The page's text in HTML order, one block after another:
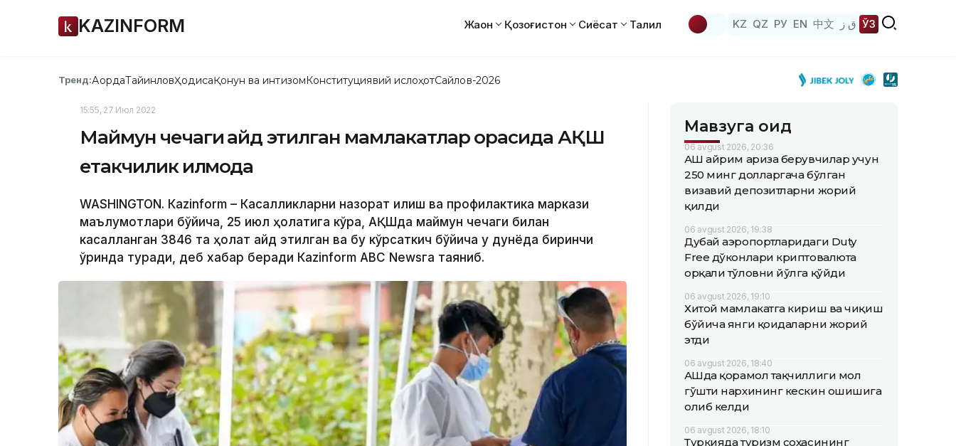
KAZINFORM Жаҳон Қозоғистон Сиёсат Таҳлил KZ QZ РУ EN 中文 ق ز ЎЗ
Тренд:АқордаТайинловҲодисаҚонун ва интизомКонституциявий ислоҳотСайлов-2026
15:55, 27 Июл 2022
Маймун чечаги қайд этилган мамлакатлар орасида АҚШ
етакчилик қилмоқда
WASHINGTON. Кazinform – Касалликларни назорат қилиш ва профилактика маркази
маълумотлари бўйича, 25 июл ҳолатига кўра, АҚШда маймун чечаги билан
касалланган 3846 та ҳолат қайд этилган ва бу кўрсаткич бўйича у дунёда биринчи
ўринда туради, деб хабар беради Кazinform АBC Newsга таяниб.
Мавзуга оид
06 avgust 2026, 20:36
АҚШ айрим ариза берувчилар учун
250 минг долларгача бўлган
визавий депозитларни жорий
қилди
06 avgust 2026, 19:38
Дубай аэропортларидаги Duty
Free дўконлари криптовалюта
орқали тўловни йўлга қўйди
06 avgust 2026, 19:10
Хитой мамлакатга кириш ва чиқиш
бўйича янги қоидаларни жорий
этди
06 avgust 2026, 18:40
АҚШда қорамол тақчиллиги мол
гўшти нархининг кескин ошишига
олиб келди
06 avgust 2026, 18:10
Туркияда туризм соҳасининг